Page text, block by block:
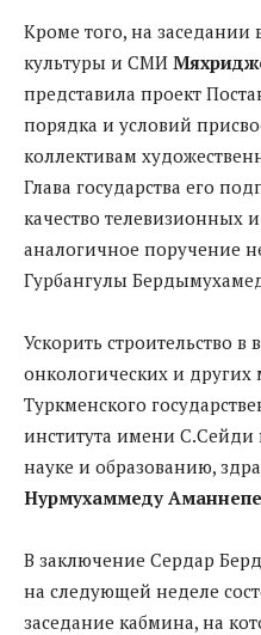
Кроме того, на
культуры и СМИ
представила проект
порядка и условий
коллективам
Глава государства его
качество телевизионных
аналогичное поручение
Гурбангулы
Ускорить строительство
онкологических и
Туркменского
института имени
науке и образованию,
Нурмухаммеду
В заключение Сердар
на следующей неделе
заседание кабмина, на